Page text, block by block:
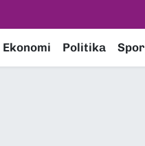
Ekonomi Politika Spor